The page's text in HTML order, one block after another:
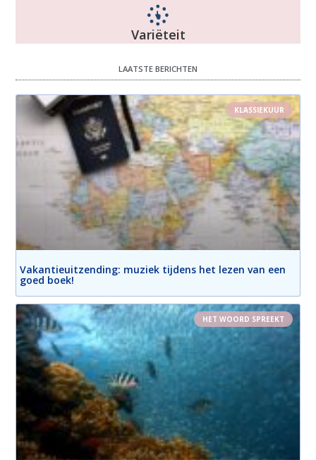
Variëteit
LAATSTE BERICHTEN
KLASSIEKUUR
Vakantieuitzending: muziek tijdens het lezen van een
goed boek!
HET WOORD SPREEKT